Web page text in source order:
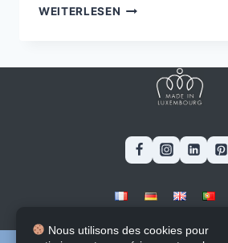
WEITERLESEN VORGEHENSWEISE,
FUNKTIONIERT
Blog - Stages & Jobs-
Nous utilisons des cookies pour